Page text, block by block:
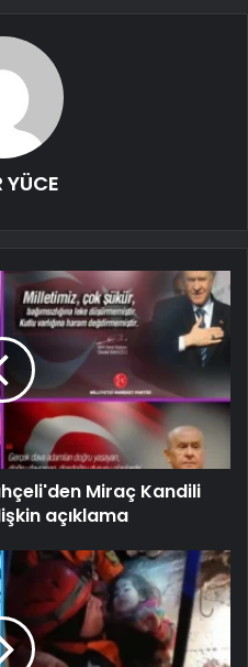
YÜCE
Miraç Kandili
açıklama